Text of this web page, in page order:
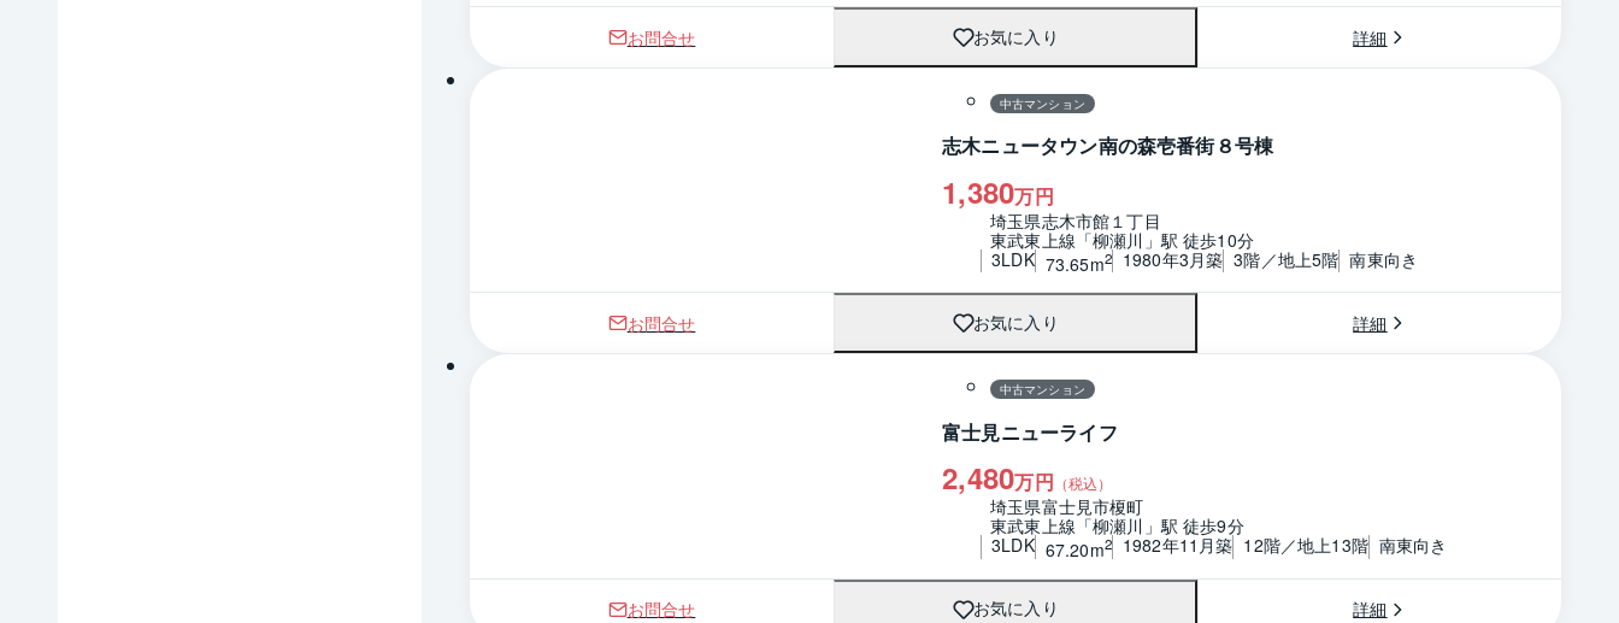
お問合せ お気に入り 詳細
中古マンション
志木ニュータウン南の森壱番街８号棟
1,380万円
埼玉県志木市館１丁目
東武東上線「柳瀬川」駅 徒歩10分
3LDK 73.65m2 1980年3月築 3階／地上5階 南東向き
お問合せ お気に入り 詳細
中古マンション
富士見ニューライフ
2,480万円 （税込）
埼玉県富士見市榎町
東武東上線「柳瀬川」駅 徒歩9分
3LDK 67.20m2 1982年11月築 12階／地上13階 南東向き
お問合せ お気に入り 詳細